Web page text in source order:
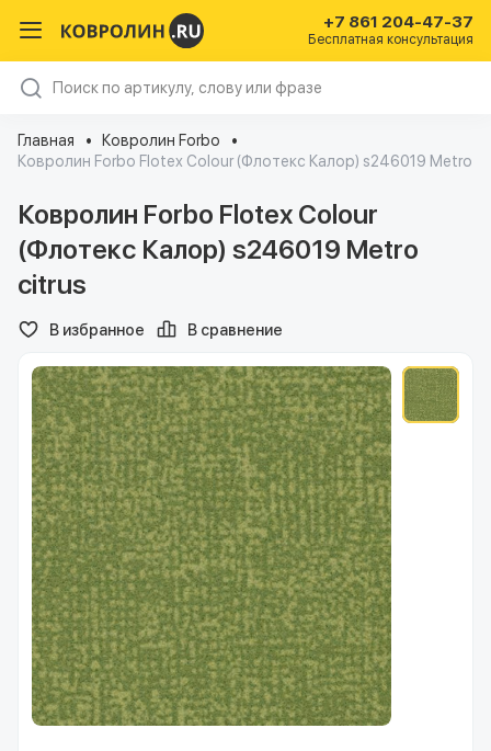
+7 861 204-47-37
Бесплатная консультация
Главная
Ковролин Forbo
Ковролин Forbo Flotex Colour (Флотекс Калор) s246019 Metro
Ковролин Forbo Flotex Colour
(Флотекс Калор) s246019 Metro
citrus
В избранное В сравнение